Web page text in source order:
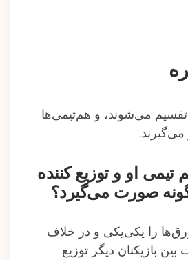
تقسیم می‌شوند، و هم‌تیمی‌ها
تیمی او و توزیع‌ کننده
صورت می‌گیرد؟
را یکی‌یکی و در خلاف
بازیکنان دیگر توزیع